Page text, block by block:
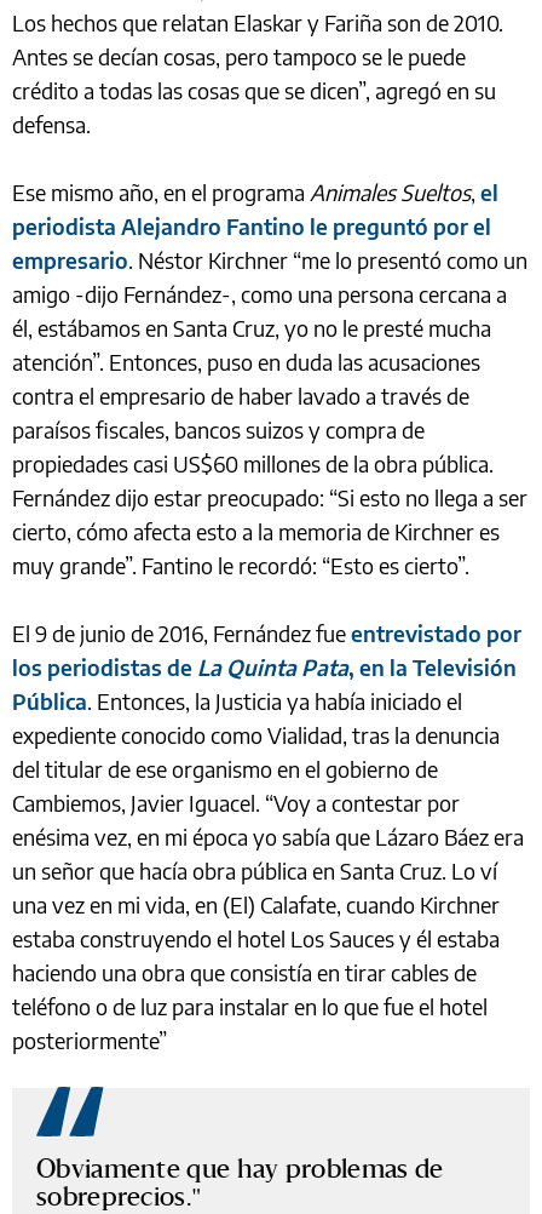
Los hechos que relatan Elaskar y Fariña son de 2010.
Antes se decían cosas, pero tampoco se le puede
crédito a todas las cosas que se dicen”, agregó en su
defensa.
Ese mismo año, en el programa Animales Sueltos, el
periodista Alejandro Fantino le preguntó por el
empresario. Néstor Kirchner “me lo presentó como un
amigo -dijo Fernández-, como una persona cercana a
él, estábamos en Santa Cruz, yo no le presté mucha
atención”. Entonces, puso en duda las acusaciones
contra el empresario de haber lavado a través de
paraísos fiscales, bancos suizos y compra de
propiedades casi US$60 millones de la obra pública.
Fernández dijo estar preocupado: “Si esto no llega a ser
cierto, cómo afecta esto a la memoria de Kirchner es
muy grande”. Fantino le recordó: “Esto es cierto”.
El 9 de junio de 2016, Fernández fueentrevistado por
los periodistas de La Quinta Pata, en la Televisión
Pública. Entonces, la Justicia ya había iniciado el
expediente conocido como Vialidad, tras la denuncia
del titular de ese organismo en el gobierno de
Cambiemos, Javier Iguacel. “Voy a contestar por
enésima vez, en mi época yo sabía que Lázaro Báez era
un señor que hacía obra pública en Santa Cruz. Lo ví
una vez en mi vida, en (El) Calafate, cuando Kirchner
estaba construyendo el hotel Los Sauces y él estaba
haciendo una obra que consistía en tirar cables de
teléfono o de luz para instalar en lo que fue el hotel
posteriormente”
Obviamente que hay problemas de
sobreprecios.